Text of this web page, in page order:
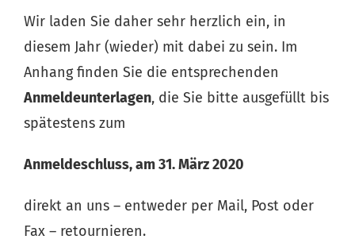
Wir laden Sie daher sehr herzlich ein, in
diesem Jahr (wieder) mit dabei zu sein. Im
Anhang finden Sie die entsprechenden
Anmeldeunterlagen, die Sie bitte ausgefüllt bis
spätestens zum
Anmeldeschluss, am 31. März 2020
direkt an uns – entweder per Mail, Post oder
Fax – retournieren.